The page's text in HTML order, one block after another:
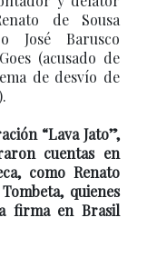
de Sousa
José Barusco
(acusado de
de desvío de
“Lava Jato”,
cuentas en
como Renato
quienes
firma en Brasil